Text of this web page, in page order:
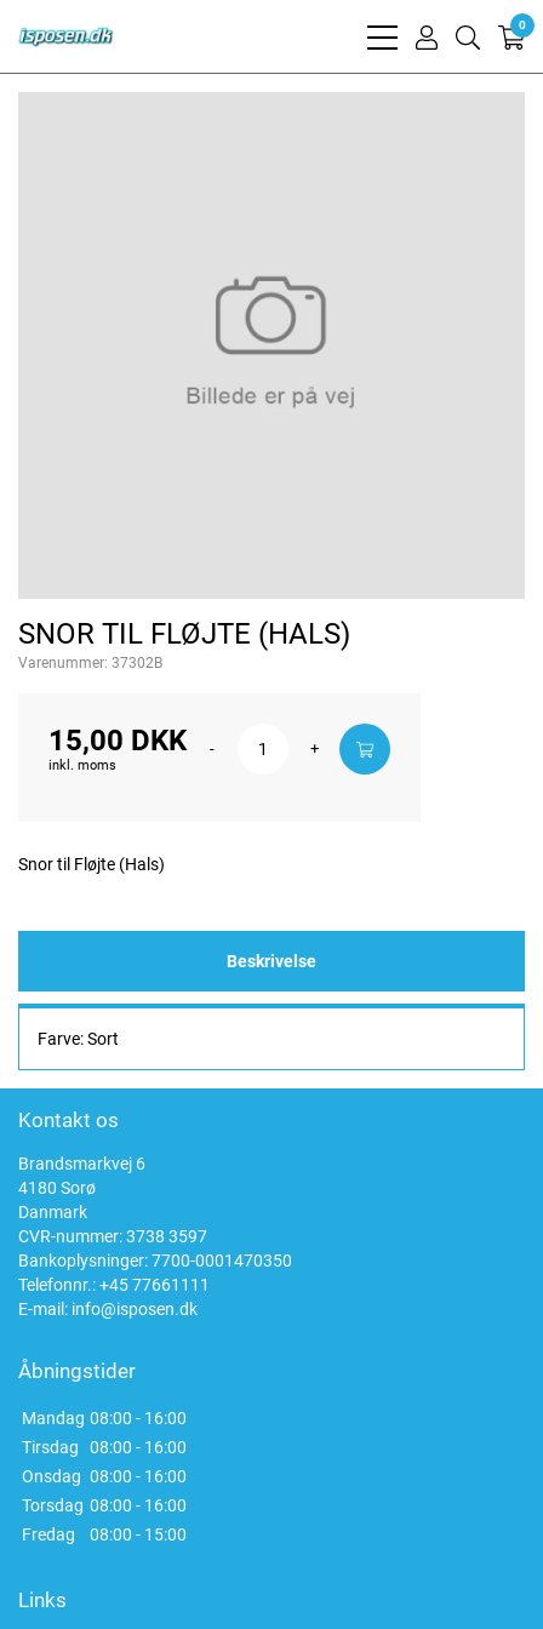
bars
user
search
0
SNOR TIL FLØJTE (HALS)
Varenummer: 37302B
15,00 DKK
inkl. moms
- +
Snor til Fløjte (Hals)
Beskrivelse
Farve: Sort
Kontakt os
Brandsmarkvej 6
4180 Sorø
Danmark
CVR-nummer: 3738 3597
Bankoplysninger: 7700-0001470350
Telefonnr.:+45 77661111
E-mail: info@isposen.dk
Åbningstider
Mandag 08:00 - 16:00
Tirsdag
08:00 - 16:00
Onsdag 08:00 - 16:00
Torsdag 08:00 - 16:00
Fredag
08:00 - 15:00
Links